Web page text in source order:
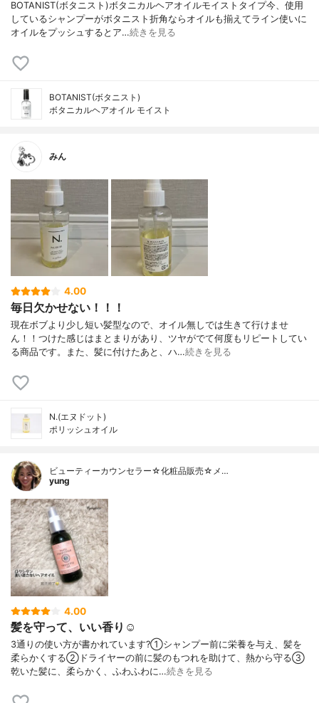
BOTANIST(ボタニスト)ボタニカルヘアオイルモイストタイプ今、使用
しているシャンプーがボタニスト折角ならオイルも揃えてライン使いに
オイルをプッシュするとア…続きを見る
BOTANIST(ボタニスト)
ボタニカルヘアオイル モイスト
みん
4.00
毎日欠かせない！！！
現在ボブより少し短い髪型なので、オイル無しでは生きて行けませ
ん！！つけた感じはまとまりがあり、ツヤがでて何度もリピートしてい
る商品です。また、髪に付けたあと、ハ…続きを見る
N.(エヌドット)
ポリッシュオイル
ビューティーカウンセラー☆化粧品販売☆メ…
yung
4.00
髪を守って、いい香り☺️
3通りの使い方が書かれています?⁡①シャンプー前に栄養を与え、髪を
柔らかくする②ドライヤーの前に髪のもつれを助けて、熱から守る③
乾いた髪に、柔らかく、ふわふわに…続きを見る